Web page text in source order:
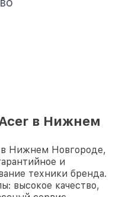
в Нижнем
Нижнем Новгороде,
и
техники бренда.
высокое качество,